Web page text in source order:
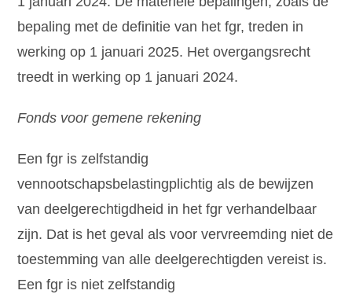
bepaling met de definitie van het fgr, treden in
werking op 1 januari 2025. Het overgangsrecht
treedt in werking op 1 januari 2024.
Fonds voor gemene rekening
Een fgr is zelfstandig
vennootschapsbelastingplichtig als de bewijzen
van deelgerechtigdheid in het fgr verhandelbaar
zijn. Dat is het geval als voor vervreemding niet de
toestemming van alle deelgerechtigden vereist is.
Een fgr is niet zelfstandig